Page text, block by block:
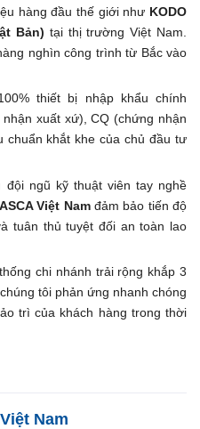
hàng đầu thế giới như KODO
Bản) tại thị trường Việt Nam.
nghìn công trình từ Bắc vào
thiết bị nhập khẩu chính
xuất xứ), CQ (chứng nhận
chuẩn khắt khe của chủ đầu tư
đội ngũ kỹ thuật viên tay nghề
Việt Namđảm bảo tiến độ
tuân thủ tuyệt đối an toàn lao
chi nhánh trải rộng khắp 3
tôi phản ứng nhanh chóng
trì của khách hàng trong thời
Nam